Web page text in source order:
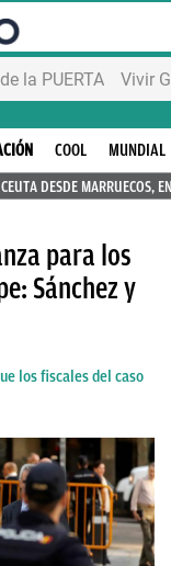
la PUERTA Vivir
COOL
MUNDIAL
DESDE MARRUECOS,
para los
Sánchez y
los fiscales del caso